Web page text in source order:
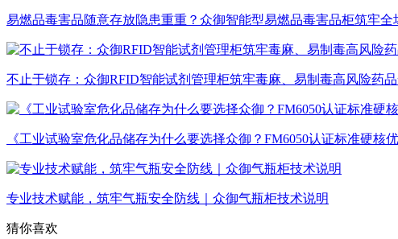
易燃品毒害品随意存放隐患重重？众御智能型易燃品毒害品柜筑牢全
不止于锁存：众御RFID智能试剂管理柜筑牢毒麻、易制毒高风险药
《工业试验室危化品储存为什么要选择众御？FM6050认证标准硬核优
专业技术赋能，筑牢气瓶安全防线｜众御气瓶柜技术说明
猜你喜欢